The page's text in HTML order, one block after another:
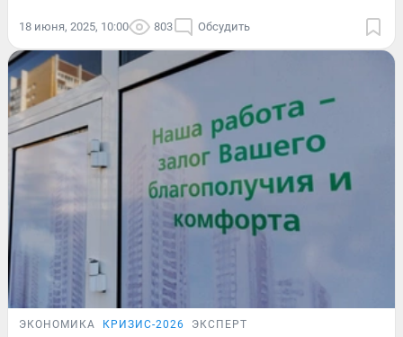
18 июня, 2025, 10:00 803 Обсудить
ЭКОНОМИКА КРИЗИС-2026 ЭКСПЕРТ